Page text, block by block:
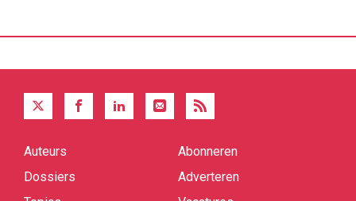
Quick
Auteurs
Dossiers
Abonneren
Adverteren